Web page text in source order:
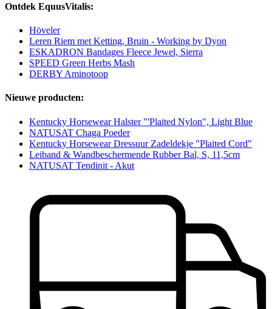
Ontdek EquusVitalis:
Höveler
Leren Riem met Ketting, Bruin - Working by Dyon
ESKADRON Bandages Fleece Jewel, Sierra
SPEED Green Herbs Mash
DERBY Aminotoop
Nieuwe producten:
Kentucky Horsewear Halster "'Plaited Nylon", Light Blue
NATUSAT Chaga Poeder
Kentucky Horsewear Dressuur Zadeldekje "Plaited Cord"
Leiband & Wandbeschermende Rubber Bal, S, 11,5cm
NATUSAT Tendinit - Akut